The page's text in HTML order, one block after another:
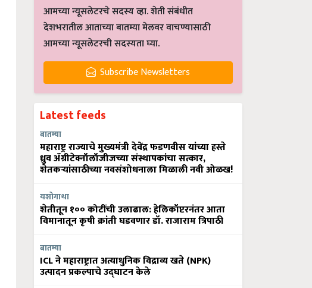
आमच्या न्यूसलेटरचे सदस्य व्हा. शेती संबंधीत
देशभरातील आताच्या बातम्या मेलवर वाचण्यासाठी
आमच्या न्यूसलेटरची सदस्यता घ्या.
Subscribe Newsletters
Latest feeds
बातम्या
महाराष्ट्र राज्याचे मुख्यमंत्री देवेंद्र फडणवीस यांच्या हस्ते
ध्रुव ॲग्रीटेक्नॉलॉजीजच्या संस्थापकांचा सत्कार,
शेतकऱ्यांसाठीच्या नवसंशोधनाला मिळाली नवी ओळख!
यशोगाथा
शेतीतून १०० कोटींची उलाढाल: हेलिकॉप्टरनंतर आता
विमानातून कृषी क्रांती घडवणार डॉ. राजाराम त्रिपाठी
बातम्या
ICL ने महाराष्ट्रात अत्याधुनिक विद्राव्य खते (NPK)
उत्पादन प्रकल्पाचे उद्घाटन केले